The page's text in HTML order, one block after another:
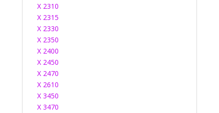
X 2310
X 2315
X 2330
X 2350
X 2400
X 2450
X 2470
X 2610
X 3450
X 3470